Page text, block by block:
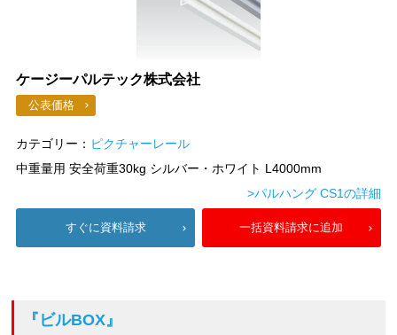
ケージーパルテック株式会社
公表価格
カテゴリー： ピクチャーレール
中重量用 安全荷重30kg シルバー・ホワイト L4000mm
>パルハング CS1の詳細
すぐに資料請求 一括資料請求に追加
『ビルBOX』